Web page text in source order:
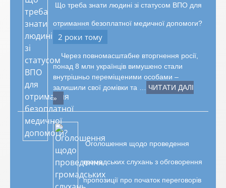
Що треба знати людині зі статусом ВПО для
отримання безоплатної медичної допомоги?
2 роки тому
Через повномасштабне вторгнення росії,
понад 8 млн українців вимушено стали
внутрішньо переміщеними особами –
залишили свої домівки та …
ЧИТАТИ ДАЛІ
»
Оголошення щодо проведення
громадських слухань з обговорення
пропозиції про початок переговорів